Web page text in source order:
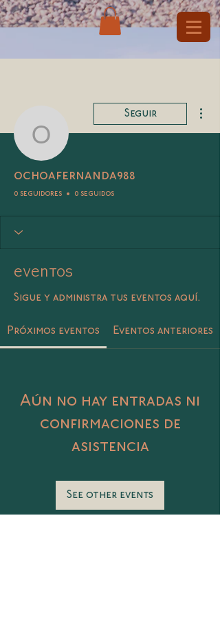
Seguir
ochoafernanda988
0 seguidores 0 seguidos
Eventos
Sigue y administra tus eventos aquí.
Próximos eventos Eventos anteriores
Aún no hay entradas ni
confirmaciones de
asistencia
See other events